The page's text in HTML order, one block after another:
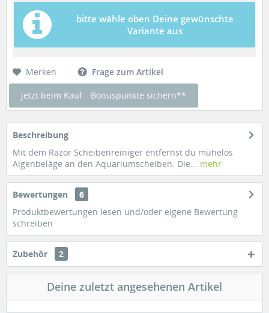
bitte wähle oben Deine gewünschte
Variante aus
Merken Frage zum Artikel
jetzt beim Kauf Bonuspunkte sichern**
Beschreibung
Mit dem Razor Scheibenreiniger entfernst du mühelos
Algenbeläge an den Aquariumscheiben. Die... mehr
Bewertungen
6
Produktbewertungen lesen und/oder eigene Bewertung
schreiben
Zubehör 2
Deine zuletzt angesehenen Artikel